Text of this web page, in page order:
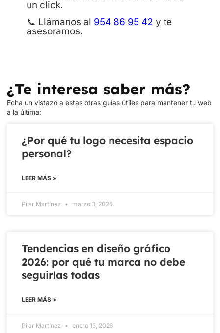
un click.
📞 Llámanos al 954 86 95 42 y te
asesoramos.
¿Te interesa saber más?
Echa un vistazo a estas otras guías útiles para mantener tu web
a la última:
¿Por qué tu logo necesita espacio
personal?
LEER MÁS »
Pilar Martínez marzo 3, 2026
Tendencias en diseño gráfico
2026: por qué tu marca no debe
seguirlas todas
LEER MÁS »
Pilar Martínez enero 15, 2026